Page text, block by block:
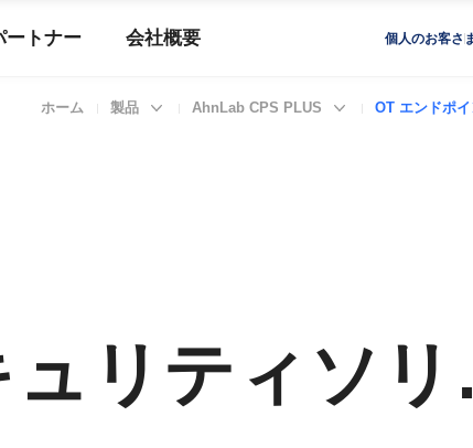
ートナー 会社概要 個人のお客さ
ホーム 製品 AhnLab CPS PLUS OT エンドポ
最適